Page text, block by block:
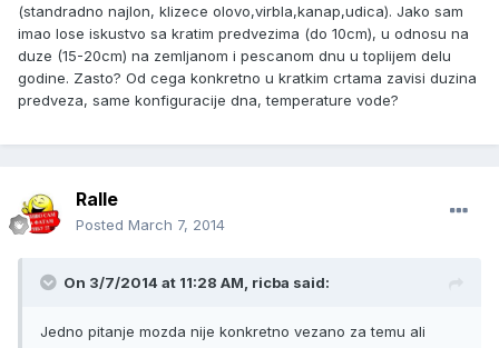
(standradno najlon, klizece olovo,virbla,kanap,udica). Jako sam
imao lose iskustvo sa kratim predvezima (do 10cm), u odnosu na
duze (15-20cm) na zemljanom i pescanom dnu u toplijem delu
godine. Zasto? Od cega konkretno u kratkim crtama zavisi duzina
predveza, same konfiguracije dna, temperature vode?
Ralle
Posted March 7, 2014
On 3/7/2014 at 11:28 AM, ricba said:
Jedno pitanje mozda nije konkretno vezano za temu ali